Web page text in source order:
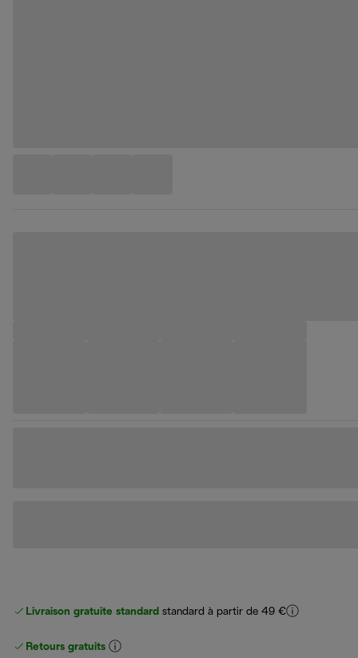
Livraison gratuite standard standard à partir de 49 €
Retours gratuits